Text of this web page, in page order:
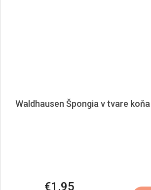
Waldhausen Špongia v tvare
€1,95